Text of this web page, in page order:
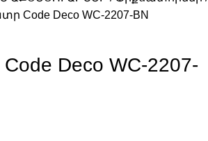
Code Deco WC-2207-BN
Deco WC-2207-